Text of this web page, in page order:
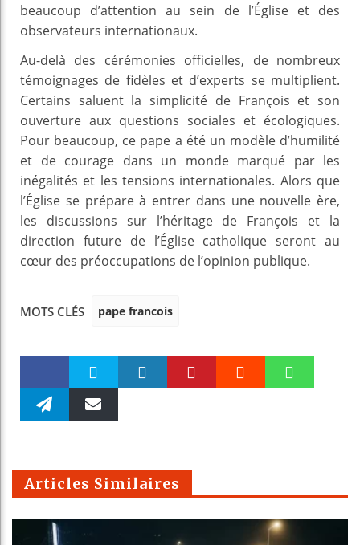
beaucoup d’attention au sein de l’Église et des
observateurs internationaux.
Au-delà des cérémonies officielles, de nombreux
témoignages de fidèles et d’experts se multiplient.
Certains saluent la simplicité de François et son
ouverture aux questions sociales et écologiques.
Pour beaucoup, ce pape a été un modèle d’humilité
et de courage dans un monde marqué par les
inégalités et les tensions internationales. Alors que
l’Église se prépare à entrer dans une nouvelle ère,
les discussions sur l’héritage de François et la
direction future de l’Église catholique seront au
cœur des préoccupations de l’opinion publique.
MOTS CLÉS pape francois
Faceboo Twitter
m
Articles Similaires